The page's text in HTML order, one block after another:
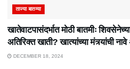
ताज्या बातम्या
खातेवाटपासंदर्भात मोठी बातमीः
अतिरिक्त खाती? खात्यांच्या मंत्र्यांची
DECEMBER 18, 2024